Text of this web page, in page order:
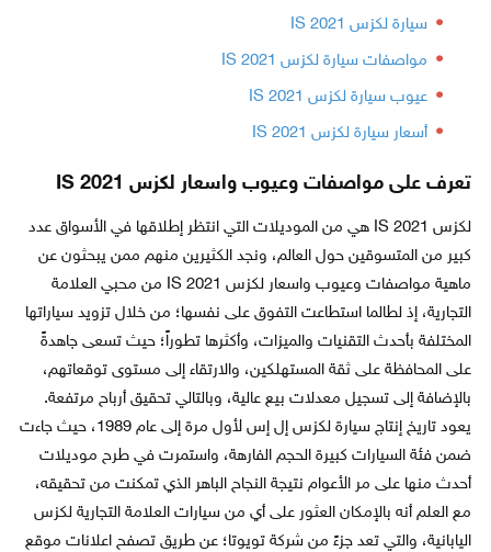
سيارة لكزس IS 2021
مواصفات سيارة لكزس IS 2021
عيوب سيارة لكزس IS 2021
أسعار سيارة لكزس IS 2021
تعرف على مواصفات وعيوب واسعار لكزس IS 2021
لكزس 2021 IS هي من الموديلات التي انتظر إطلاقها في الأسواق عدد
كبير من المتسوقين حول العالم، ونجد الكثيرين منهم ممن يبحثون عن
ماهية مواصفات وعيوب واسعار لكزس 2021 IS من محبي العلامة
التجارية، إذ لطالما استطاعت التفوق على نفسها؛ من خلال تزويد سياراتها
المختلفة بأحدث التقنيات والميزات، وأكثرها تطوراً؛ حيث تسعى جاهدةً
على المحافظة على ثقة المستهلكين، والارتقاء إلى مستوى توقعاتهم،
بالإضافة إلى تسجيل معدلات بيع عالية، وبالتالي تحقيق أرباح مرتفعة.
يعود تاريخ إنتاج سيارة لكزس إل إس لأول مرة إلى عام 1989، حيث جاءت
ضمن فئة السيارات كبيرة الحجم الفارهة، واستمرت في طرح موديلات
أحدث منها على مر الأعوام نتيجة النجاح الباهر الذي تمكنت من تحقيقه،
مع العلم أنه بالإمكان العثور على أي من سيارات العلامة التجارية لكزس
اليابانية، والتي تعد جزءً من شركة تويوتا؛ عن طريق تصفح اعلانات موقع